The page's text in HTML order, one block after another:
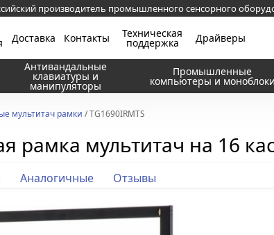
производитель промышленного сенсорного
Доставка Контакты Техническая
поддержка Драйверы
Антивандальные
клавиатуры и
манипуляторы
Промышленные
компьютеры и моноблоки
мультитач рамки / TG1690IRMTS
рамка мультитач на 16
Аналогичные Отзывы